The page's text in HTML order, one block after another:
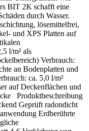
BIT 2K schafft eine
durch Wasser.
lösemittelfrei,
und XPS Platten auf
l/m² als
Verbrauch:
an Bodenplatten und
ca. 5,0 l/m²
auf Deckenflächen und
Produktbeschreibung
Geprüft radondicht
Erdberührte